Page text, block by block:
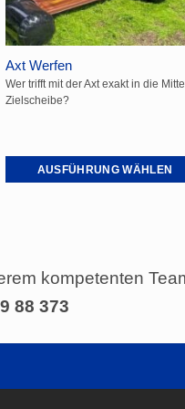
der
Produktseite
gewählt
werden
Axt Werfen
Wer trifft mit der Axt exakt in die
Zielscheibe?
AUSFÜHRUNG WÄHLEN
Variantenkompetenten
88 373